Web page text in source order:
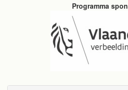
Programma